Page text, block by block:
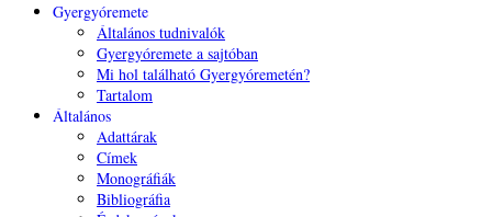
Gyergyóremete
Általános tudnivalók
Gyergyóremete a sajtóban
Mi hol található Gyergyóremetén?
Tartalom
Általános
Adattárak
Címek
Monográfiák
Bibliográfia